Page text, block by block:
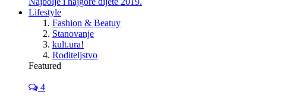
Lifestyle
Fashion & Beatuy
Stanovanje
kult.ura!
Roditeljstvo
Featured
4